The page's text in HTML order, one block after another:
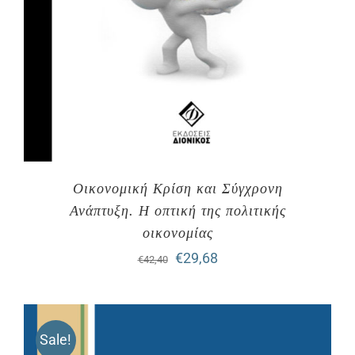
Οικονομική Κρίση και Σύγχρονη
Ανάπτυξη. H οπτική της πολιτικής
οικονομίας
€42,40
Original
€29,68Η
Sale!